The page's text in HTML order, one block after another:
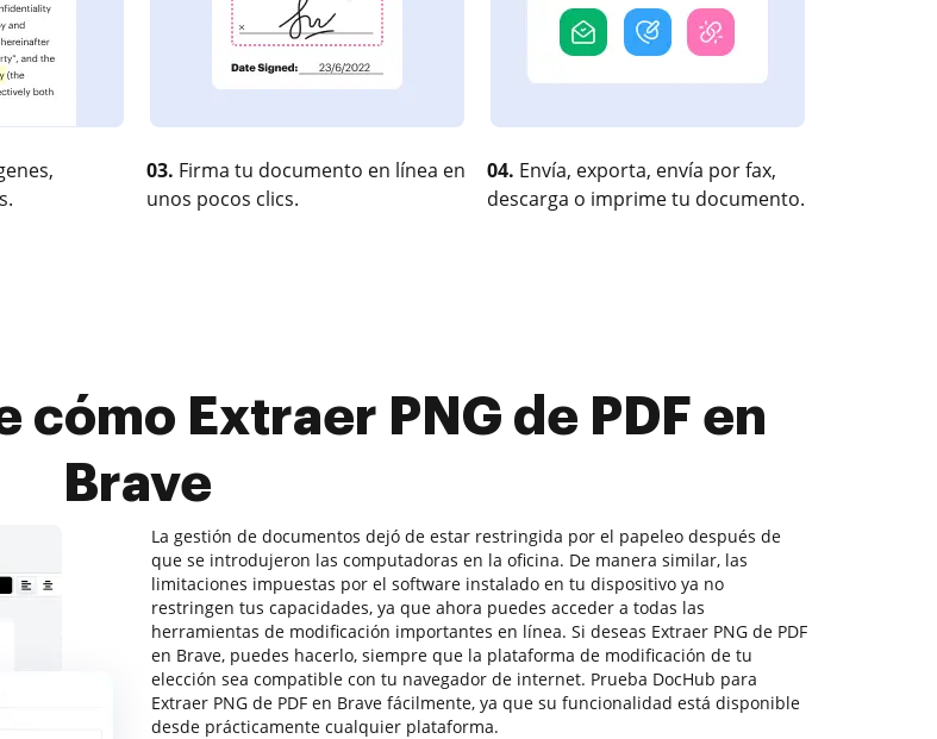
03. Firma tu documento en línea en
unos pocos clics.
04. Envía, exporta, envía por fax,
descarga o imprime tu documento.
Extraer PNG de PDF en
Brave
La gestión de documentos dejó de estar restringida por el papeleo después de
que se introdujeron las computadoras en la oficina. De manera similar, las
limitaciones impuestas por el software instalado en tu dispositivo ya no
restringen tus capacidades, ya que ahora puedes acceder a todas las
herramientas de modificación importantes en línea. Si deseas Extraer PNG de PDF
en Brave, puedes hacerlo, siempre que la plataforma de modificación de tu
elección sea compatible con tu navegador de internet. Prueba DocHub para
Extraer PNG de PDF en Brave fácilmente, ya que su funcionalidad está disponible
desde prácticamente cualquier plataforma.